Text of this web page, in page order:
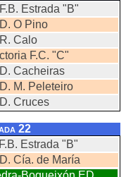
Estrada "B"
O Pino
Calo
F.C. "C"
Cacheiras
M. Peleteiro
Cruces
22
Estrada "B"
Cía. de María